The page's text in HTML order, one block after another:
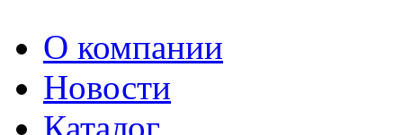
О компании
Новости
Каталог